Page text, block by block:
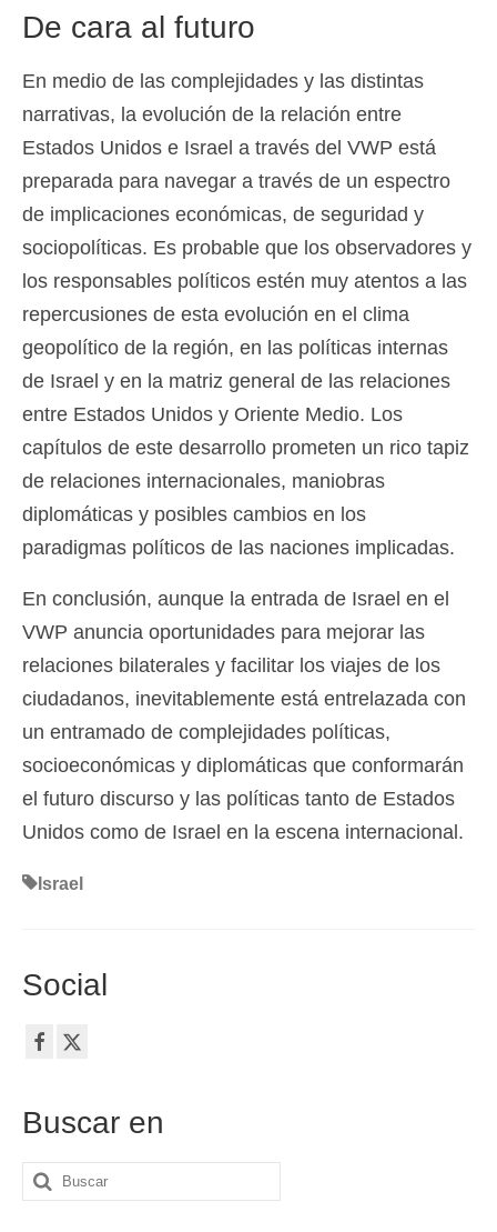
De cara al futuro
En medio de las complejidades y las distintas
narrativas, la evolución de la relación entre
Estados Unidos e Israel a través del VWP está
preparada para navegar a través de un espectro
de implicaciones económicas, de seguridad y
sociopolíticas. Es probable que los observadores y
los responsables políticos estén muy atentos a las
repercusiones de esta evolución en el clima
geopolítico de la región, en las políticas internas
de Israel y en la matriz general de las relaciones
entre Estados Unidos y Oriente Medio. Los
capítulos de este desarrollo prometen un rico tapiz
de relaciones internacionales, maniobras
diplomáticas y posibles cambios en los
paradigmas políticos de las naciones implicadas.
En conclusión, aunque la entrada de Israel en el
VWP anuncia oportunidades para mejorar las
relaciones bilaterales y facilitar los viajes de los
ciudadanos, inevitablemente está entrelazada con
un entramado de complejidades políticas,
socioeconómicas y diplomáticas que conformarán
el futuro discurso y las políticas tanto de Estados
Unidos como de Israel en la escena internacional.
Israel
Social
Buscar en
Buscar